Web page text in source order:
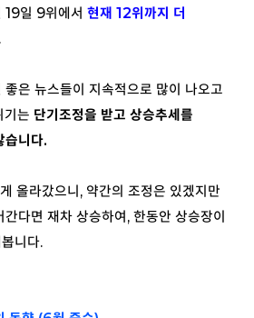
19일 9위에서 현재 12위까지 더
은 뉴스들이 지속적으로 많이 나오고
기는 단기조정을 받고 상승추세를
습니다.
올라갔으니, 약간의 조정은 있겠지만
다면 재차 상승하여, 한동안 상승장이
니다.